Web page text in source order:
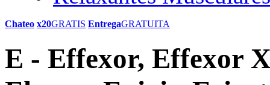
Chateo x20GRATIS EntregaGRATUITA
E - Effexor, Effexor